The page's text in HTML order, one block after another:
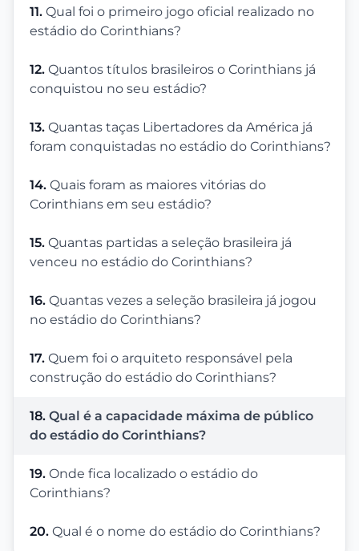
11. Qual foi o primeiro jogo oficial realizado no
estádio do Corinthians?
12. Quantos títulos brasileiros o Corinthians já
conquistou no seu estádio?
13. Quantas taças Libertadores da América já
foram conquistadas no estádio do Corinthians?
14. Quais foram as maiores vitórias do
Corinthians em seu estádio?
15. Quantas partidas a seleção brasileira já
venceu no estádio do Corinthians?
16. Quantas vezes a seleção brasileira já jogou
no estádio do Corinthians?
17. Quem foi o arquiteto responsável pela
construção do estádio do Corinthians?
18. Qual é a capacidade máxima de público
do estádio do Corinthians?
19. Onde fica localizado o estádio do
Corinthians?
20. Qual é o nome do estádio do Corinthians?